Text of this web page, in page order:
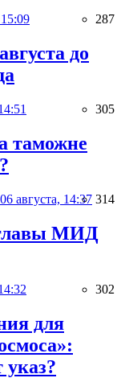
287
до
305
таможне
06 августа, 14:37 314
главы МИД
302
для
указ?